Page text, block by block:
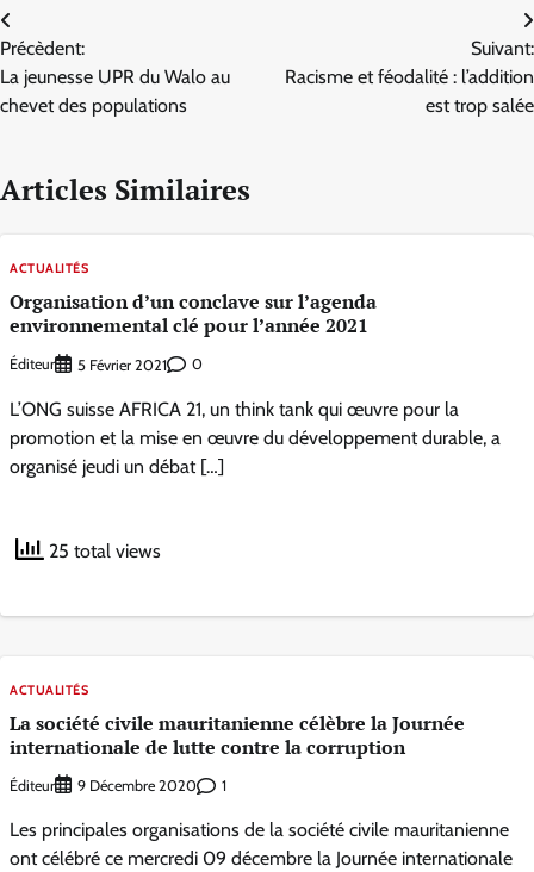
Navigation
de
l’article
Précèdent:
La jeunesse UPR du Walo au
chevet des populations
Suivant:
Racisme et féodalité : l’addition
est trop salée
Articles Similaires
ACTUALITÉS
Organisation d’un conclave sur l’agenda
environnemental clé pour l’année 2021
Éditeur 5 Février 2021 0
L’ONG suisse AFRICA 21, un think tank qui œuvre pour la
promotion et la mise en œuvre du développement durable, a
organisé jeudi un débat […]
25 total views
ACTUALITÉS
La société civile mauritanienne célèbre la Journée
internationale de lutte contre la corruption
Éditeur 9 Décembre 2020 1
Les principales organisations de la société civile mauritanienne
ont célébré ce mercredi 09 décembre la Journée internationale